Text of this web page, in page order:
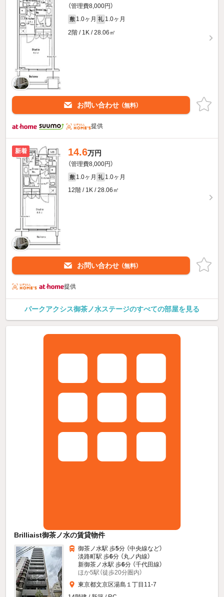
（管理費8,000円）
敷 1.0ヶ月 礼 1.0ヶ月
2階 / 1K / 28.06㎡
お問い合わせ （無料）
提供
新着 14.6万円
（管理費8,000円）
敷 1.0ヶ月 礼 1.0ヶ月
12階 / 1K / 28.06㎡
お問い合わせ （無料）
提供
パークアクシス御茶ノ水ステージのすべての部屋を見る
Brilliaist御茶ノ水の賃貸物件
御茶ノ水駅 歩5分 （中央線など）
淡路町駅 歩6分 （丸ノ内線）
新御茶ノ水駅 歩6分 （千代田線）
ほか5駅（徒歩20分圏内）
東京都文京区湯島１丁目11-7